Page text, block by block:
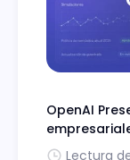
OpenAI
Lectura